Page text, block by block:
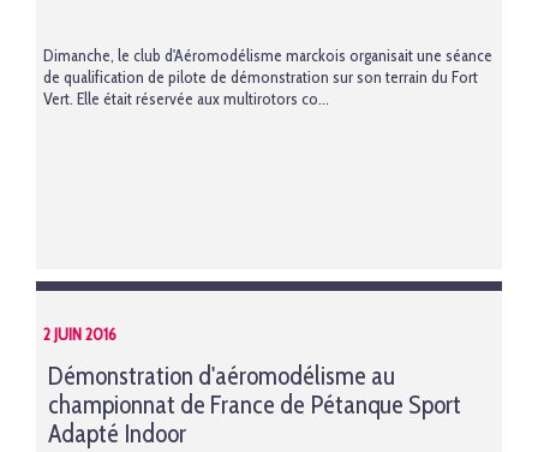
Dimanche, le club d'Aéromodélisme marckois organisait une séance
de qualification de pilote de démonstration sur son terrain du Fort
Vert. Elle était réservée aux multirotors co...
2 JUIN 2016
Démonstration d'aéromodélisme au
championnat de France de Pétanque Sport
Adapté Indoor